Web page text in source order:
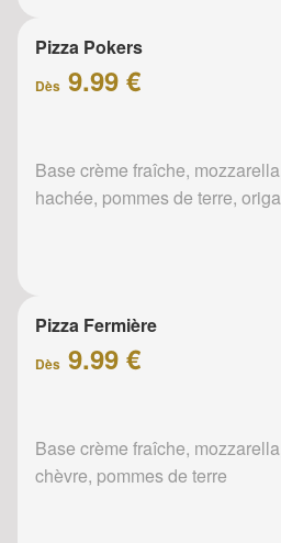
Pizza Pokers
Dès 9.99 €
Base crème fraîche,
hachée, pommes de terre,
Pizza Fermière
Dès 9.99 €
Base crème fraîche,
chèvre, pommes de terre